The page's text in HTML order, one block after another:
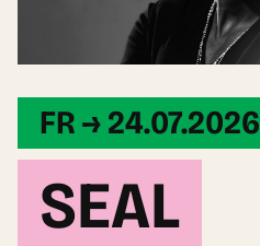
FR → 24.07.2026
SEAL